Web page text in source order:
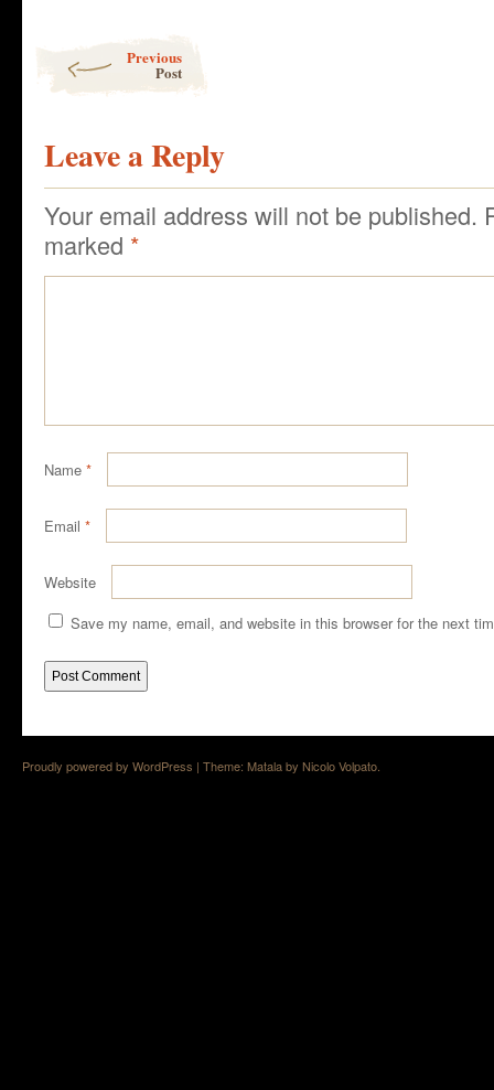
Previous
Post
Leave a Reply
Your email address will not be published.
marked *
Name *
Email *
Website
Save my name, email, and website in this browser for the next
Proudly powered by WordPress | Theme: Matala by Nicolo Volpato